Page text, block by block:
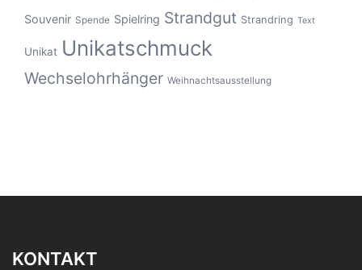
Souvenir Spende Spielring Strandgut Strandring Text
Unikat Unikatschmuck
Wechselohrhänger Weihnachtsausstellung
KONTAKT